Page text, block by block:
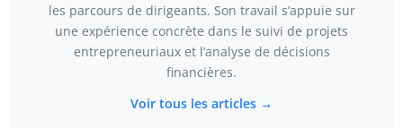
les parcours de dirigeants. Son travail s’appuie sur
une expérience concrète dans le suivi de projets
entrepreneuriaux et l’analyse de décisions
financières.
Voir tous les articles →